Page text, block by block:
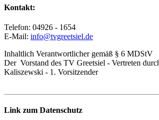
Kontakt:
Telefon: 04926 - 1654
E-Mail: info@tvgreetsiel.de
Inhaltlich Verantwortlicher gemäß § 6 MDStV
Der Vorstand des TV Greetsiel - Vertreten
Kaliszewski - 1. Vorsitzender
Link zum Datenschutz